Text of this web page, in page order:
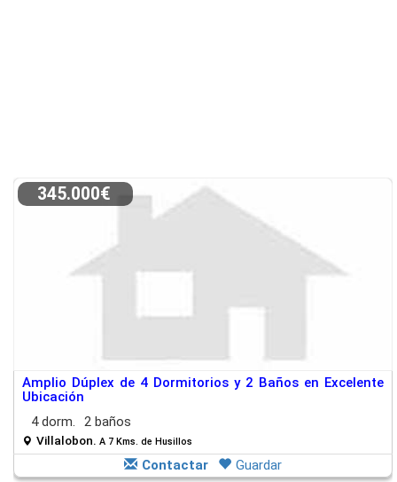
345.000€
Amplio Dúplex de 4 Dormitorios y 2 Baños en Excelente
Ubicación
4 dorm.
2 baños
Villalobon. A 7 Kms. de Husillos
Contactar Guardar